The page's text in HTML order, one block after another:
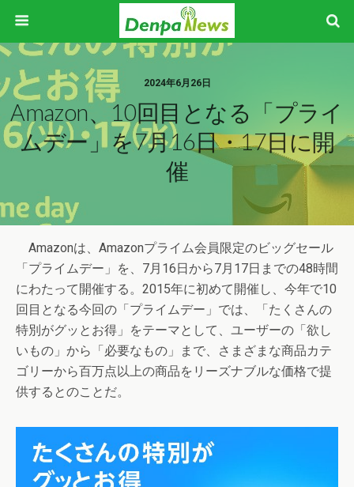
2024年6月26日
Amazon、10回目となる「プライ
ムデー」を7月16日・17日に開
催
Amazonは、Amazonプライム会員限定のビッグセール
「プライムデー」を、7月16日から7月17日までの48時間
にわたって開催する。2015年に初めて開催し、今年で10
回目となる今回の「プライムデー」では、「たくさんの
特別がグッとお得」をテーマとして、ユーザーの「欲し
いもの」から「必要なもの」まで、さまざまな商品カテ
ゴリーから百万点以上の商品をリーズナブルな価格で提
供するとのことだ。